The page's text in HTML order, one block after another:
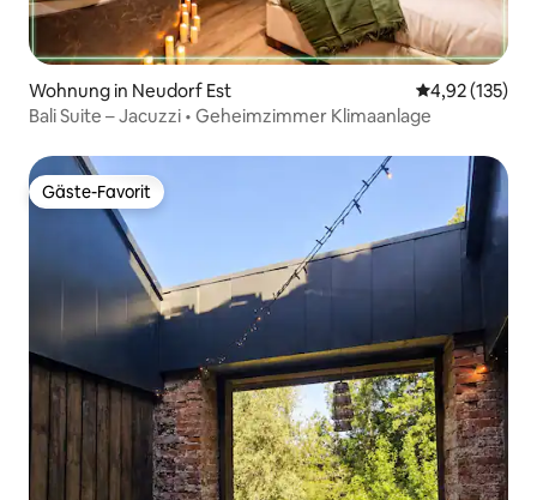
Wohnung in Neudorf Est
4,92 (135)
Bali Suite – Jacuzzi • Geheimzimmer Klimaanlage
Gäste-Favorit
Gäste-Favorit